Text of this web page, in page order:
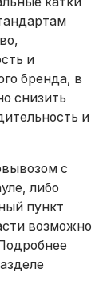
и
бренда, в
снизить
и
с
либо
пункт
возможно